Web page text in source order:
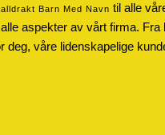
Barn Med Navn til alle
aspekter av vårt firma.
deg, våre lidenskapelige